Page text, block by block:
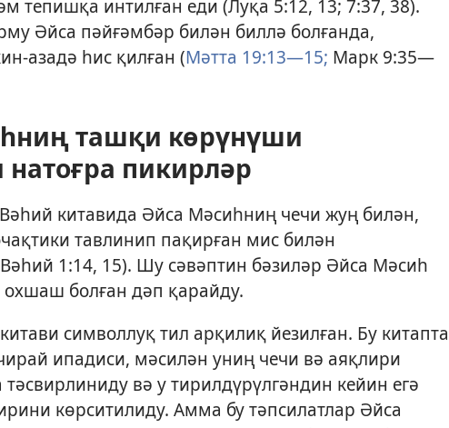
тепишқа интилған еди (Луқа 5:12, 13; 7:37, 38).
Әйса пәйғәмбәр билән биллә болғанда,
азадә һис қилған (Мәтта 19:13—15; Марк 9:35—
ташқи көрүнүши
пикирләр
Вәһий китавида Әйса Мәсиһниң чечи жуң билән,
тавлинип пақирған мис билән
Вәһий 1:14, 15). Шу сәвәптин бәзиләр Әйса Мәсиһ
болған дәп қарайду.
символлуқ тил арқилиқ йезилған. Бу китапта
ипадиси, мәсилән униң чечи вә аяқлири
вә у тирилдүрүлгәндин кейин егә
көрситилиду. Амма бу тәпсилатлар Әйса